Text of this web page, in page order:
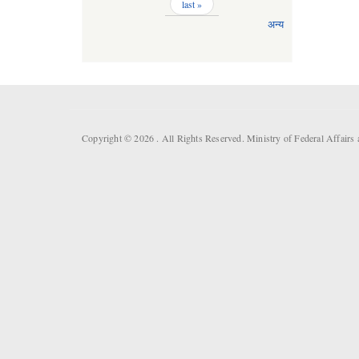
last »
अन्य
Copyright © 2026 . All Rights Reserved. Ministry of Federal Affairs